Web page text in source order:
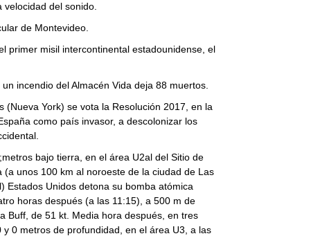
del sonido.
de Montevideo.
primer misil intercontinental estadounidense, el
incendio del Almacén Vida deja 88 muertos.
(Nueva York) se vota la Resolución 2017, en la
como país invasor, a descolonizar los
bajo tierra, en el área U2al del Sitio de
(a unos 100 km al noroeste de la ciudad de Las
Estados Unidos detona su bomba atómica
horas después (a las 11:15), a 500 m de
Buff, de 51 kt. Media hora después, en tres
0 metros de profundidad, en el área U3, a las